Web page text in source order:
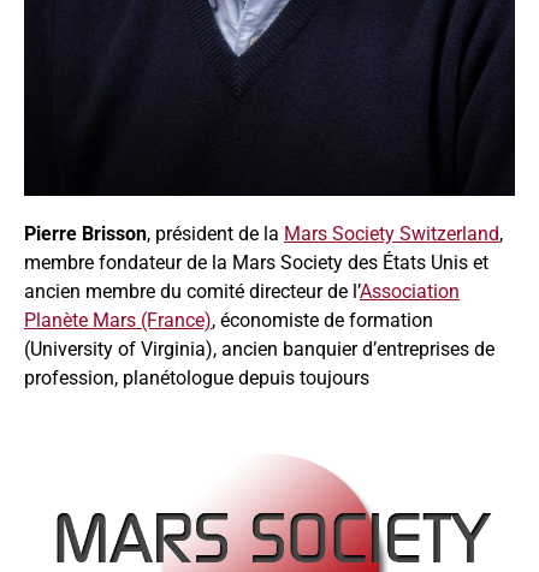
Pierre Brisson, président de la Mars Society Switzerland,
membre fondateur de la Mars Society des États Unis et
ancien membre du comité directeur de l’Association
Planète Mars (France), économiste de formation
(University of Virginia), ancien banquier d’entreprises de
profession, planétologue depuis toujours